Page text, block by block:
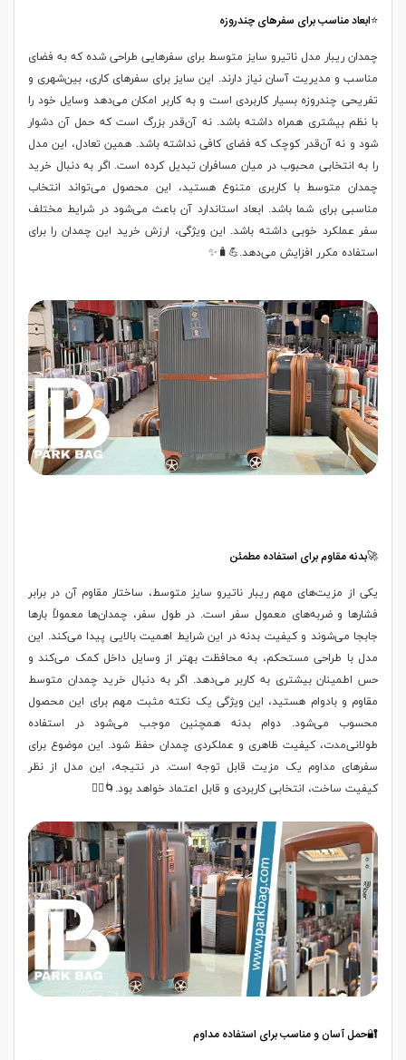
⭐ابعاد مناسب برای سفرهای چندروزه
چمدان ریبار مدل ناتیرو سایز متوسط برای سفرهایی طراحی شده که به فضای
مناسب و مدیریت آسان نیاز دارند. این سایز برای سفرهای کاری، بین‌شهری و
تفریحی چندروزه بسیار کاربردی است و به کاربر امکان می‌دهد وسایل خود را
با نظم بیشتری همراه داشته باشد. نه آن‌قدر بزرگ است که حمل آن دشوار
شود و نه آن‌قدر کوچک که فضای کافی نداشته باشد. همین تعادل، این مدل
را به انتخابی محبوب در میان مسافران تبدیل کرده است. اگر به دنبال خرید
چمدان متوسط با کاربری متنوع هستید، این محصول می‌تواند انتخاب
مناسبی برای شما باشد. ابعاد استاندارد آن باعث می‌شود در شرایط مختلف
سفر عملکرد خوبی داشته باشد. این ویژگی، ارزش خرید این چمدان را برای
استفاده مکرر افزایش می‌دهد.💪🧳✨
🚀بدنه مقاوم برای استفاده مطمئن
یکی از مزیت‌های مهم ریبار ناتیرو سایز متوسط، ساختار مقاوم آن در برابر
فشارها و ضربه‌های معمول سفر است. در طول سفر، چمدان‌ها معمولاً بارها
جابجا می‌شوند و کیفیت بدنه در این شرایط اهمیت بالایی پیدا می‌کند. این
مدل با طراحی مستحکم، به محافظت بهتر از وسایل داخل کمک می‌کند و
حس اطمینان بیشتری به کاربر می‌دهد. اگر به دنبال خرید چمدان متوسط
مقاوم و بادوام هستید، این ویژگی یک نکته مثبت مهم برای این محصول
محسوب می‌شود. دوام بدنه همچنین موجب می‌شود در استفاده
طولانی‌مدت، کیفیت ظاهری و عملکردی چمدان حفظ شود. این موضوع برای
سفرهای مداوم یک مزیت قابل توجه است. در نتیجه، این مدل از نظر
کیفیت ساخت، انتخابی کاربردی و قابل اعتماد خواهد بود.🌀🚶‍♂️
🔐حمل آسان و مناسب برای استفاده مداوم